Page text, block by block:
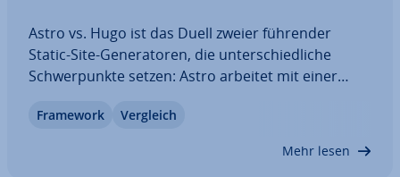
Astro vs. Hugo ist das Duell zweier führender
Static-Site-Ge­ne­ra­to­ren, die un­ter­schied­li­che
Schwer­punk­te setzen: Astro arbeitet mit einer
Hydration, wo­hin­ge­gen Hugo auf Go-Templates
und eine einfache Build-Pipeline setzt. In diesem…
Framework Vergleich
Mehr lesen